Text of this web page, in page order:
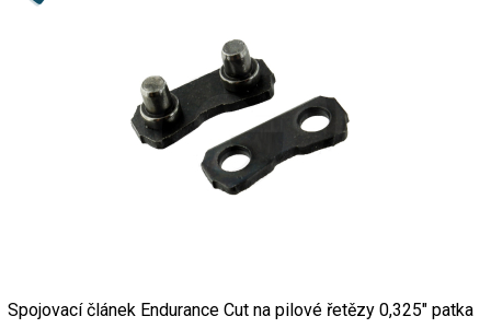
Spojovací článek Endurance Cut na pilové řetězy 0,325" patka